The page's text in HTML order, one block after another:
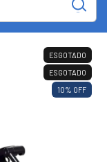
ESGOTADO
ESGOTADO
10% OFF